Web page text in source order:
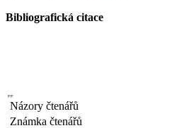
Bibliografická citace
Názory čtenářů
Známka čtenářů